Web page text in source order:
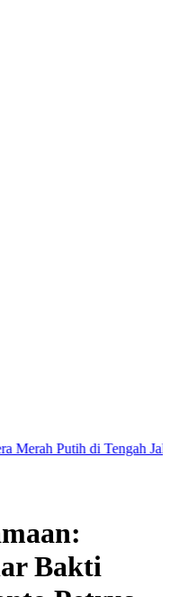
Putih di Tengah Jalan
Bakti